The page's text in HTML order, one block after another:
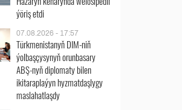
ýöriş etdi
07.08.2026 - 17:57
Türkmenistanyň DIM-niň
ýolbaşçysynyň orunbasary
ABŞ-nyň diplomaty bilen
ikitaraplaýyn hyzmatdaşlygy
maslahatlaşdy